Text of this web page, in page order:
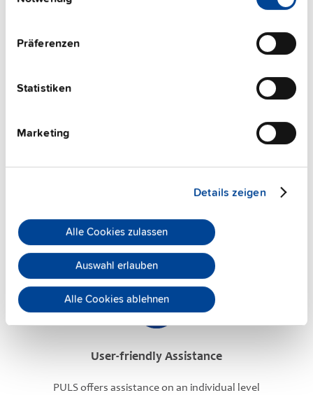
Präferenzen
Statistiken
Marketing
Details zeigen
Alle Cookies zulassen
Auswahl erlauben
Alle Cookies ablehnen
This video is hosted by external service. By continuing,
PULS Services
User-friendly Assistance
PULS offers assistance on an individual level